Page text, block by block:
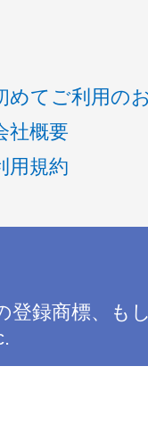
めてご利用の
社概要
用規約
録商標、も